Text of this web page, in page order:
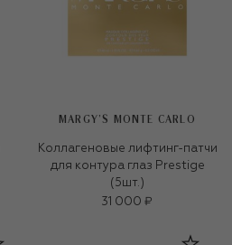
MARGY’S MONTE CARLO
Коллагеновые лифтинг-патчи
для контура глаз Prestige
(5шт.)
31 000 ₽